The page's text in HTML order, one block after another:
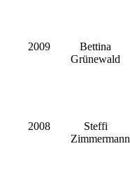
2009
Bettina
Grünewald
2008
Steffi
Zimmermann